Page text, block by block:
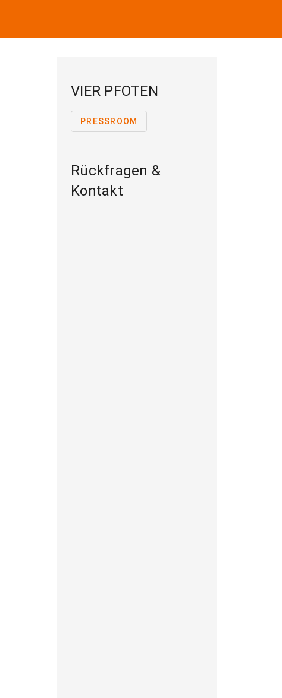
VIER PFOTEN
PRESSROOM
Rückfragen &
Kontakt